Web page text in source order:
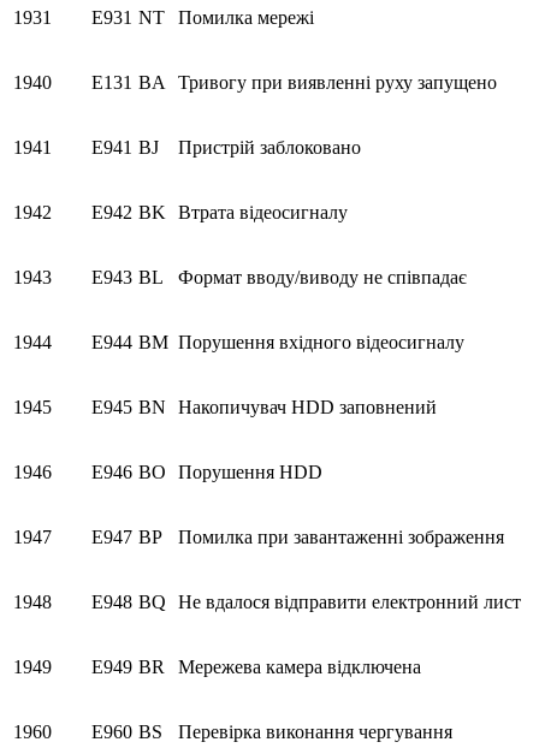
1931 E931 NT Помилка мережі
1940 E131 BA Тривогу при виявленні руху запущено
1941 E941 BJ Пристрій заблоковано
1942 E942 BK Втрата відеосигналу
1943 E943 BL Формат вводу/виводу не співпадає
1944 E944 BM Порушення вхідного відеосигналу
1945 E945 BN Накопичувач HDD заповнений
1946 E946 BO Порушення HDD
1947 E947 BP Помилка при завантаженні зображення
1948 E948 BQ Не вдалося відправити електронний лист
1949 E949 BR Мережева камера відключена
1960 E960 BS Перевірка виконання чергування